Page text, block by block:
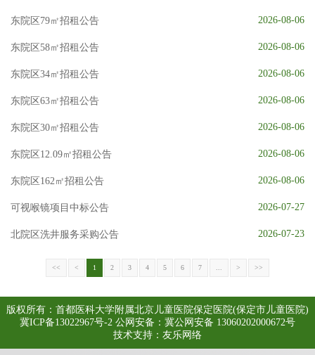
图书馆 大医电子图书阅览系统
医患交流
东院区79㎡招租公告 2026-08-06
东院区58㎡招租公告 2026-08-06
东院区34㎡招租公告 2026-08-06
东院区63㎡招租公告 2026-08-06
东院区30㎡招租公告 2026-08-06
东院区12.09㎡招租公告 2026-08-06
东院区162㎡招租公告 2026-08-06
可视喉镜项目中标公告 2026-07-27
北院区洗井服务采购公告 2026-07-23
<< < 1 2 3 4 5 6 7 > >>
版权所有：首都医科大学附属北京儿童医院保定医院(保定市儿童医院)
冀ICP备13022967号-2 公网安备：冀公网安备 13060202000672号
技术支持： 友乐网络